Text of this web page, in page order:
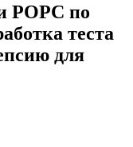
РОРС по
теста
для